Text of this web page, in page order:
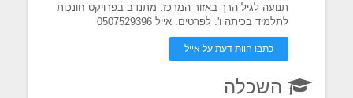
תנועה לגיל הרך באזור המרכז. מתנדב בפרויקט חונכות
לתלמיד בכיתה ו'. לפרטים: אייל 0507529396
כתבו חוות דעת על אייל
השכלה